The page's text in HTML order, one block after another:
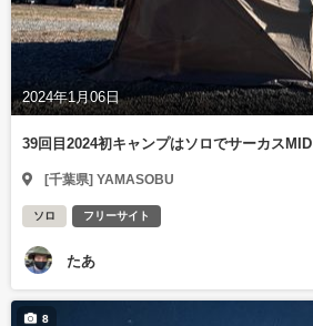
2024年1月06日
39回目2024初キャンプはソロでサーカスMID
[千葉県] YAMASOBU
ソロ フリーサイト
たあ
8